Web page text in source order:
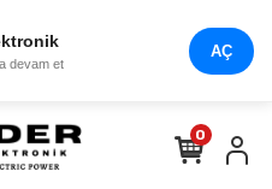
devam et
AÇ
0